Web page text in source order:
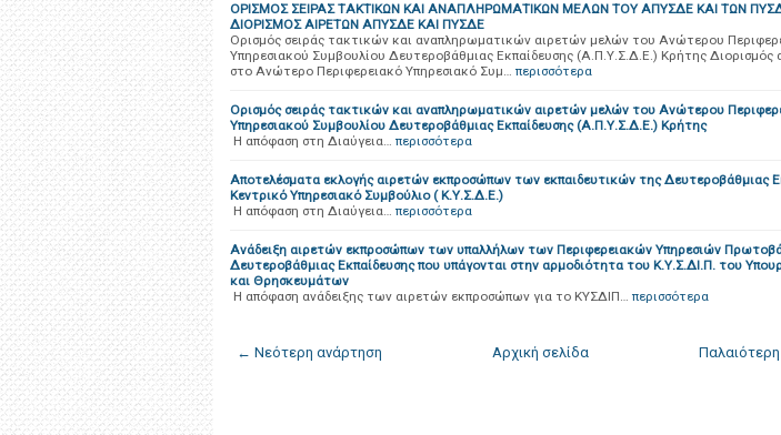
ΟΡΙΣΜΟΣ ΣΕΙΡΑΣ ΤΑΚΤΙΚΩΝ ΚΑΙ ΑΝΑΠΛΗΡΩΜΑΤΙΚΩΝ ΜΕΛΩΝ ΤΟΥ ΑΠΥΣΔΕ ΚΑΙ ΤΩΝ
ΔΙΟΡΙΣΜΟΣ ΑΙΡΕΤΩΝ ΑΠΥΣΔΕ ΚΑΙ ΠΥΣΔΕ
Ορισμός σειράς τακτικών και αναπληρωματικών αιρετών μελών του Ανώτερου
Υπηρεσιακού Συμβουλίου Δευτεροβάθμιας Εκπαίδευσης (Α.Π.Υ.Σ.Δ.Ε.) Κρήτης Διορισμός
στο Ανώτερο Περιφερειακό Υπηρεσιακό Συμ… περισσότερα
Ορισμός σειράς τακτικών και αναπληρωματικών αιρετών μελών του Ανώτερου
Υπηρεσιακού Συμβουλίου Δευτεροβάθμιας Εκπαίδευσης (Α.Π.Υ.Σ.Δ.Ε.) Κρήτης
Η απόφαση στη Διαύγεια… περισσότερα
Αποτελέσματα εκλογής αιρετών εκπροσώπων των εκπαιδευτικών της Δευτεροβάθμιας
Κεντρικό Υπηρεσιακό Συμβούλιο ( Κ.Υ.Σ.Δ.Ε.)
H απόφαση στη Διαύγεια… περισσότερα
Ανάδειξη αιρετών εκπροσώπων των υπαλλήλων των Περιφερειακών Υπηρεσιών
Δευτεροβάθμιας Εκπαίδευσης που υπάγονται στην αρμοδιότητα του Κ.Υ.Σ.ΔΙ.Π. του
και Θρησκευμάτων
H απόφαση ανάδειξης των αιρετών εκπροσώπων για το ΚΥΣΔΙΠ… περισσότερα
← Νεότερη ανάρτηση Αρχική σελίδα